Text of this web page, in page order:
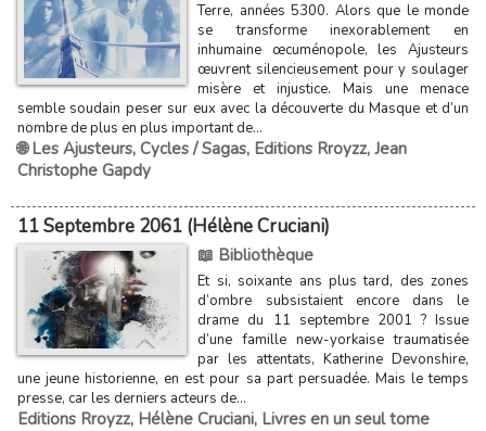
Terre, années 5300. Alors que le monde
se transforme inexorablement en
inhumaine œcuménopole, les Ajusteurs
œuvrent silencieusement pour y soulager
misère et injustice. Mais une menace
semble soudain peser sur eux avec la découverte du Masque et d’un
nombre de plus en plus important de...
🌐 Les Ajusteurs, Cycles / Sagas, Editions Rroyzz, Jean
Christophe Gapdy
11 Septembre 2061 (Hélène Cruciani)
📖 Bibliothèque
Et si, soixante ans plus tard, des zones
d’ombre subsistaient encore dans le
drame du 11 septembre 2001 ? Issue
d’une famille new-yorkaise traumatisée
par les attentats, Katherine Devonshire,
une jeune historienne, en est pour sa part persuadée. Mais le temps
presse, car les derniers acteurs de...
Editions Rroyzz, Hélène Cruciani, Livres en un seul tome